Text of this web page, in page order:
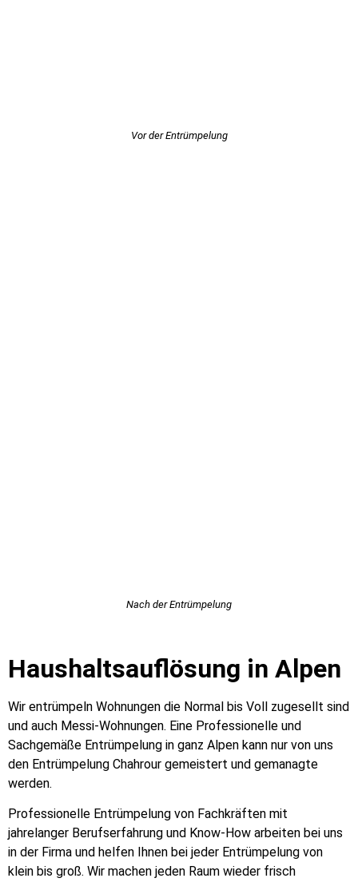
Vor der Entrümpelung
Nach der Entrümpelung
Haushaltsauflösung in Alpen
Wir entrümpeln Wohnungen die Normal bis Voll zugesellt sind
und auch Messi-Wohnungen. Eine Professionelle und
Sachgemäße Entrümpelung in ganz Alpen kann nur von uns
den Entrümpelung Chahrour gemeistert und gemanagte
werden.
Professionelle Entrümpelung von Fachkräften mit
jahrelanger Berufserfahrung und Know-How arbeiten bei uns
in der Firma und helfen Ihnen bei jeder Entrümpelung von
klein bis groß. Wir machen jeden Raum wieder frisch